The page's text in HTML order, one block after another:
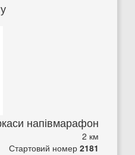
напівмарафон
2 км
Стартовий номер 2181